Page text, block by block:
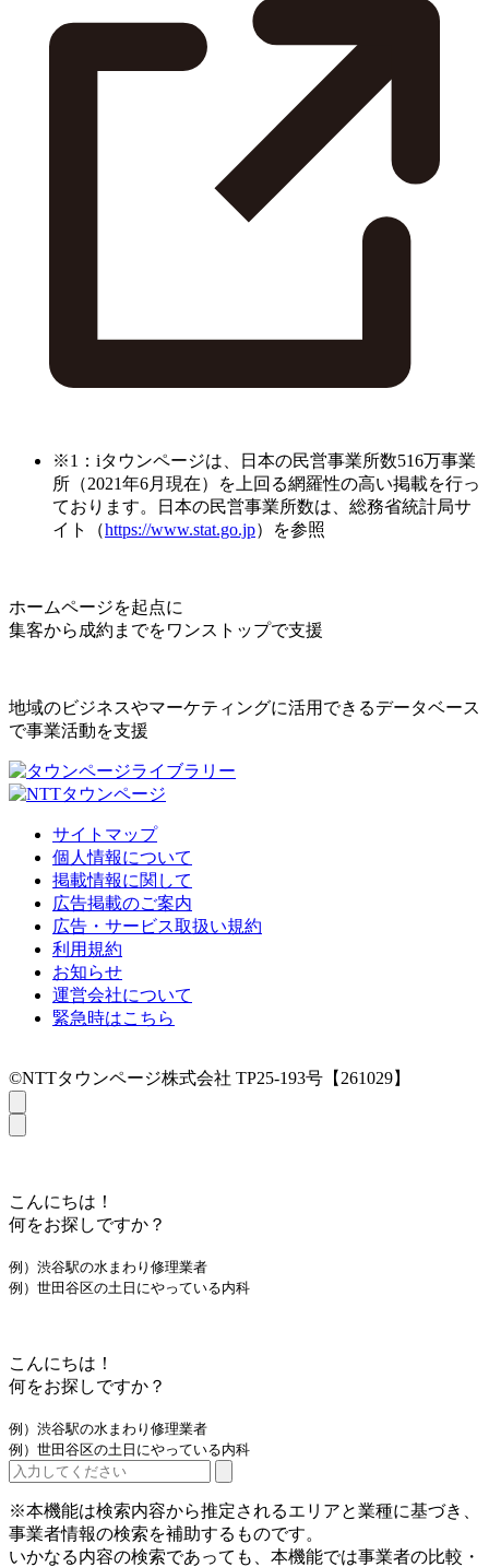
※1：iタウンページは、日本の民営事業所数516万事業
所（2021年6月現在）を上回る網羅性の高い掲載を行っ
ております。日本の民営事業所数は、総務省統計局サ
イト（https://www.stat.go.jp）を参照
ホームページを起点に
集客から成約までをワンストップで支援
地域のビジネスやマーケティングに活用できるデータベース
で事業活動を支援
サイトマップ
個人情報について
掲載情報に関して
広告掲載のご案内
広告・サービス取扱い規約
利用規約
お知らせ
運営会社について
緊急時はこちら
©NTTタウンページ株式会社 TP25-193号【261029】
こんにちは！
何をお探しですか？
例）渋谷駅の水まわり修理業者
例）世田谷区の土日にやっている内科
こんにちは！
何をお探しですか？
例）渋谷駅の水まわり修理業者
例）世田谷区の土日にやっている内科
※本機能は検索内容から推定されるエリアと業種に基づき、
事業者情報の検索を補助するものです。
いかなる内容の検索であっても、本機能では事業者の比較・